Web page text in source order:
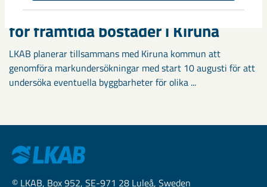
Markundersökningar visar vägen
för framtida bostäder i Kiruna
LKAB planerar tillsammans med Kiruna kommun att
genomföra markundersökningar med start 10 augusti för att
undersöka eventuella byggbarheter för olika ...
© LKAB, Box 952, SE-971 28 Luleå, Sweden